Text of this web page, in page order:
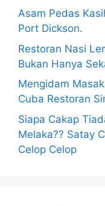
Asam Pedas
Port Dickson.
Restoran Nasi
Bukan Hanya
Mengidam
Cuba Restoran
Siapa Cakap
Melaka?? Satay
Celop Celop